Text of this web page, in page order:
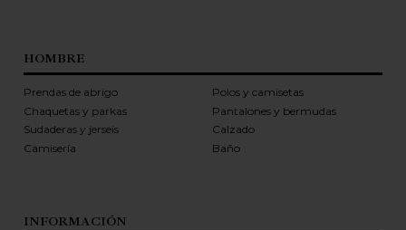
HOMBRE
Prendas de abrigo
Chaquetas y parkas
Sudaderas y jerseis
Camisería
Polos y camisetas
Pantalones y bermudas
Calzado
Baño
INFORMACIÓN